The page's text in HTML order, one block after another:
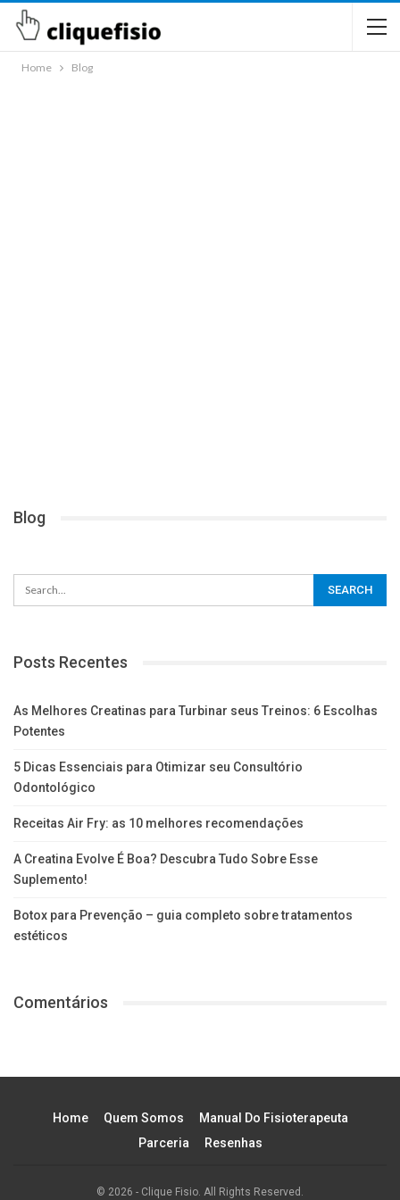
Home Blog
Blog
Posts Recentes
As Melhores Creatinas para Turbinar seus Treinos: 6 Escolhas
Potentes
5 Dicas Essenciais para Otimizar seu Consultório
Odontológico
Receitas Air Fry: as 10 melhores recomendações
A Creatina Evolve É Boa? Descubra Tudo Sobre Esse
Suplemento!
Botox para Prevenção – guia completo sobre tratamentos
estéticos
Comentários
Home Quem Somos
Manual Do Fisioterapeuta
Parceria
Resenhas
© 2026 - Clique Fisio. All Rights Reserved.